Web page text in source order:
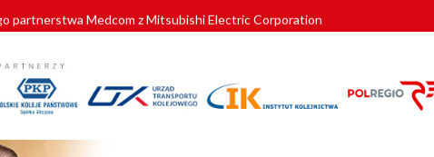
partnerstwa Medcom z Mitsubishi Electric Corporation
znów szuka dostawcy nowych EZT
kolejowych w północnej Wielkopolsce. Łatwiejsze dojazdy do pracy i szkoły
nowe standardy kategoryzacji dworców